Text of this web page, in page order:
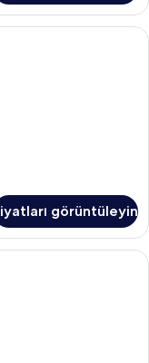
yatak takımı, odada kasa,
görüntüleyin